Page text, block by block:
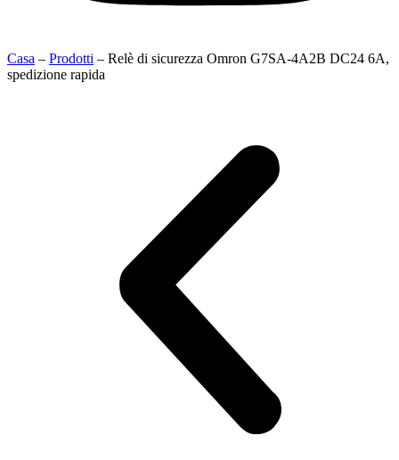
Casa – Prodotti – Relè di sicurezza Omron G7SA-4A2B DC24 6A,
spedizione rapida